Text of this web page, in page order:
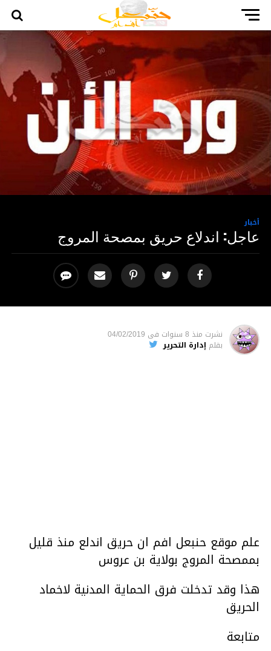
أخبار
عاجل: اندلاع حريق بمصحة المروج
نشرت منذ 8 سنوات فى 04/02/2019
بقلم إدارة التحرير
علم موقع حنبعل افم ان حريق اندلع منذ قليل
بممصحة المروج بولاية بن عروس
هذا وقد تدخلت فرق الحماية المدنية لاخماد
الحريق
متابعة